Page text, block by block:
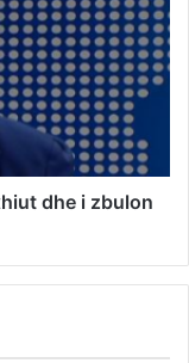
dhe i zbulon